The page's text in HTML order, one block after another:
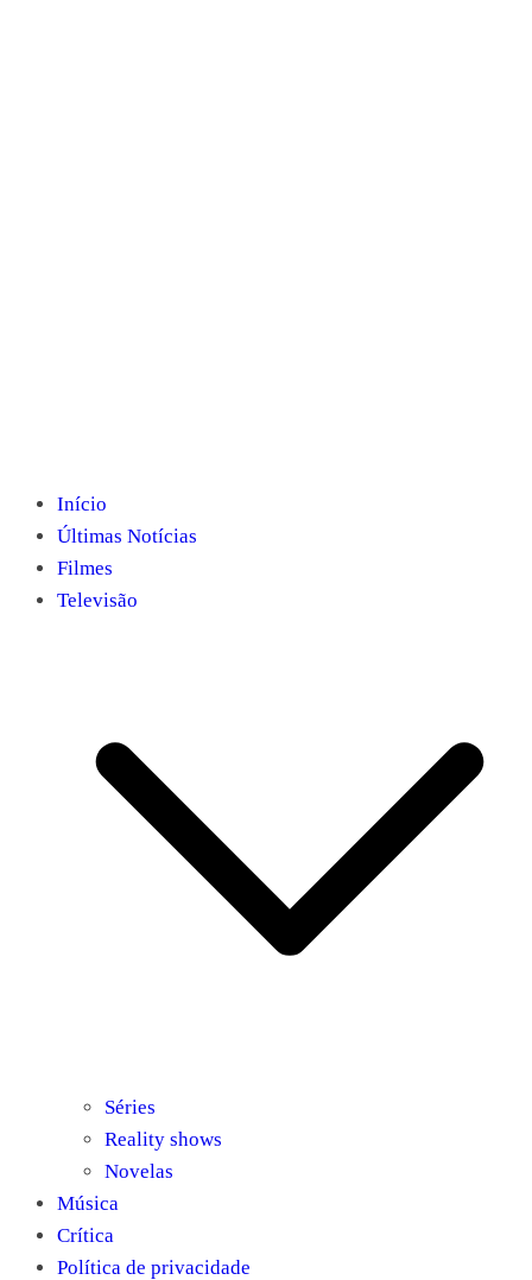
Início
Últimas Notícias
Filmes
Televisão
Séries
Reality shows
Novelas
Música
Crítica
Política de privacidade